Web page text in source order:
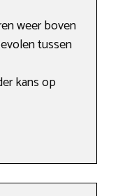
weer boven
tussen
kans op